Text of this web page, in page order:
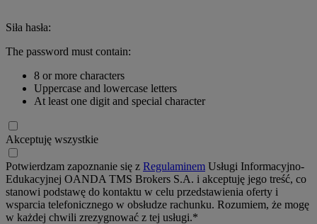
Siła hasła:
The password must contain:
8 or more characters
Uppercase and lowercase letters
At least one digit and special character
Akceptuję wszystkie
Potwierdzam zapoznanie się z Regulaminem Usługi Informacyjno-
Edukacyjnej OANDA TMS Brokers S.A. i akceptuję jego treść, co
stanowi podstawę do kontaktu w celu przedstawienia oferty i
wsparcia telefonicznego w obsłudze rachunku. Rozumiem, że mogę
w każdej chwili zrezygnować z tej usługi.*